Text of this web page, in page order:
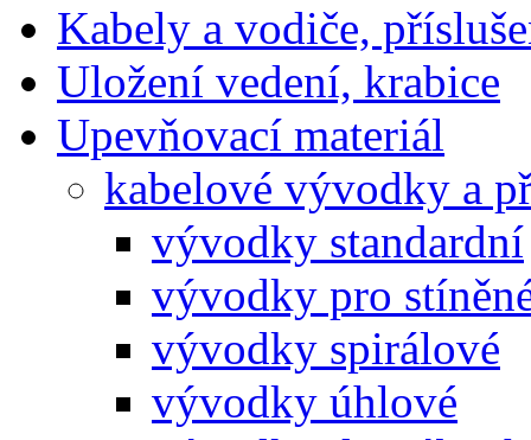
Kabely a vodiče,
Uložení vedení, krabice
Upevňovací materiál
kabelové vývodky a
vývodky standardní
vývodky pro
vývodky spirálové
vývodky úhlové